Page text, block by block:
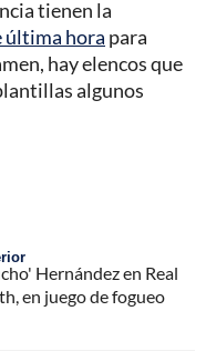
tienen la
última hora para
hay elencos que
algunos
Hernández en Real
en juego de fogueo